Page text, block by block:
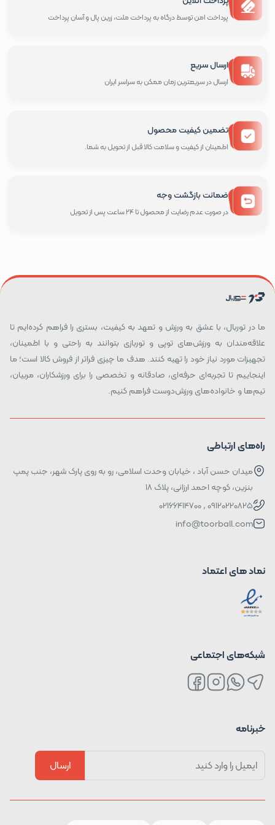
پرداخت امن توسط درگاه به پرداخت ملت، زرین پال و آسان پرداخت
ارسال سریع
ارسال در سریعترین زمان ممکن به سراسر ایران
تضمین کیفیت محصول
اطمینان از کیفیت و سلامت کالا قبل از تحویل به شما.
ضمانت بازگشت وجه
در صورت عدم رضایت از محصول تا 24 ساعت پس از تحویل
ما در توربال، با عشق به ورزش و تعهد به کیفیت، بستری را فراهم کرده‌ایم تا
علاقه‌مندان به ورزش‌های توپی و توربازی بتوانند به راحتی و با اطمینان،
تجهیزات مورد نیاز خود را تهیه کنند. هدف ما چیزی فراتر از فروش کالا است؛ ما
اینجاییم تا تجربه‌ای حرفه‌ای، صادقانه و تخصصی را برای ورزشکاران، مربیان،
تیم‌ها و خانواده‌های ورزش‌دوست فراهم کنیم.
راه‌های ارتباطی
میدان حسن آباد ، خیابان وحدت اسلامی، رو به روی پارک شهر، جنب پمپ
بنزین، کوچه احمد ارزانی، پلاک ۱۸
09120220825 , 02166414700
info@toorball.com
نماد های اعتماد
شبکه‌های اجتماعی
خبرنامه
ارسال